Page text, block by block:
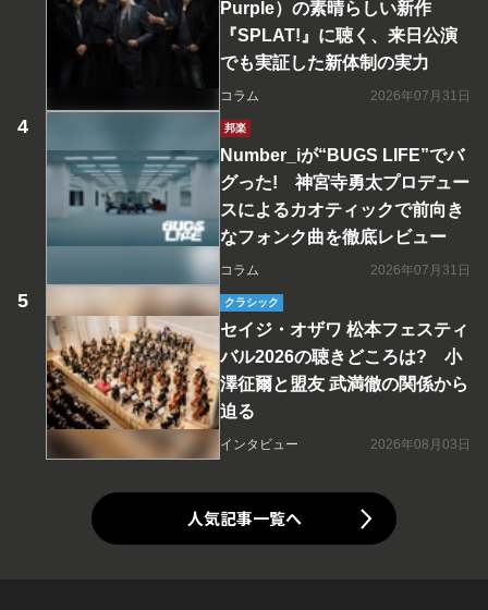
Purple）の素晴らしい新作
『SPLAT!』に聴く、来日公演
でも実証した新体制の実力
コラム 2026年07月31日
邦楽
Number_iが“BUGS LIFE”でバ
グった! 神宮寺勇太プロデュー
スによるカオティックで前向き
なフォンク曲を徹底レビュー
コラム 2026年07月31日
クラシック
セイジ・オザワ 松本フェスティ
バル2026の聴きどころは? 小
澤征爾と盟友 武満徹の関係から
迫る
インタビュー 2026年08月03日
人気記事一覧へ